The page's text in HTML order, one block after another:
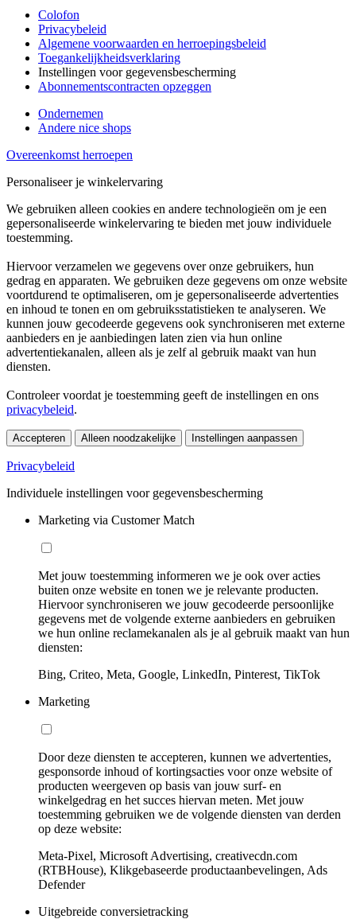
Colofon
Privacybeleid
Algemene voorwaarden en herroepingsbeleid
Toegankelijkheidsverklaring
Instellingen voor gegevensbescherming
Abonnementscontracten opzeggen
Ondernemen
Andere nice shops
Overeenkomst herroepen
Personaliseer je winkelervaring
We gebruiken alleen cookies en andere technologieën om je een
gepersonaliseerde winkelervaring te bieden met jouw individuele
toestemming.
Hiervoor verzamelen we gegevens over onze gebruikers, hun
gedrag en apparaten. We gebruiken deze gegevens om onze website
voortdurend te optimaliseren, om je gepersonaliseerde advertenties
en inhoud te tonen en om gebruiksstatistieken te analyseren. We
kunnen jouw gecodeerde gegevens ook synchroniseren met externe
aanbieders en je aanbiedingen laten zien via hun online
advertentiekanalen, alleen als je zelf al gebruik maakt van hun
diensten.
Controleer voordat je toestemming geeft de instellingen en ons
privacybeleid.
Accepteren Alleen noodzakelijke Instellingen aanpassen
Privacybeleid
Individuele instellingen voor gegevensbescherming
Marketing via Customer Match
Met jouw toestemming informeren we je ook over acties
buiten onze website en tonen we je relevante producten.
Hiervoor synchroniseren we jouw gecodeerde persoonlijke
gegevens met de volgende externe aanbieders en gebruiken
we hun online reclamekanalen als je al gebruik maakt van hun
diensten:
Bing, Criteo, Meta, Google, LinkedIn, Pinterest, TikTok
Marketing
Door deze diensten te accepteren, kunnen we advertenties,
gesponsorde inhoud of kortingsacties voor onze website of
producten weergeven op basis van jouw surf- en
winkelgedrag en het succes hiervan meten. Met jouw
toestemming gebruiken we de volgende diensten van derden
op deze website:
Meta-Pixel, Microsoft Advertising, creativecdn.com
(RTBHouse), Klikgebaseerde productaanbevelingen, Ads
Defender
Uitgebreide conversietracking